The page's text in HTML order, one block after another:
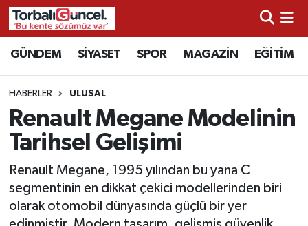
GÜNDEM SİYASET SPOR MAGAZİN EĞİTİM
HABERLER ULUSAL
Renault Megane Modelinin
Tarihsel Gelişimi
Renault Megane, 1995 yılından bu yana C
segmentinin en dikkat çekici modellerinden biri
olarak otomobil dünyasında güçlü bir yer
İzmir Nöbetçi Eczaneler
İzmir Hava Durumu
İzmir Namaz Vakitleri
İzmir Trafik Yoğunluk Haritası
Süper Lig Puan Durumu ve Fikstür